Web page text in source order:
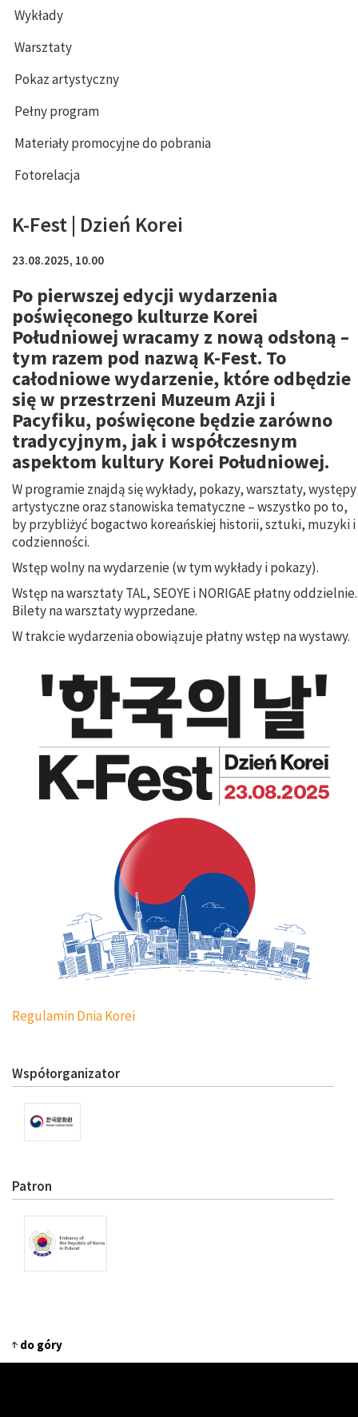
Wykłady
Warsztaty
Pokaz artystyczny
Pełny program
Materiały promocyjne do pobrania
Fotorelacja
K-Fest | Dzień Korei
23.08.2025, 10.00
Po pierwszej edycji wydarzenia
poświęconego kulturze Korei
Południowej wracamy z nową odsłoną –
tym razem pod nazwą K-Fest. To
całodniowe wydarzenie, które odbędzie
się w przestrzeni Muzeum Azji i
Pacyfiku, poświęcone będzie zarówno
tradycyjnym, jak i współczesnym
aspektom kultury Korei Południowej.
W programie znajdą się wykłady, pokazy, warsztaty, występy
artystyczne oraz stanowiska tematyczne – wszystko po to,
by przybliżyć bogactwo koreańskiej historii, sztuki, muzyki i
codzienności.
Wstęp wolny na wydarzenie (w tym wykłady i pokazy).
Wstęp na warsztaty TAL, SEOYE i NORIGAE płatny oddzielnie.
Bilety na warsztaty wyprzedane.
W trakcie wydarzenia obowiązuje płatny wstęp na wystawy.
Regulamin Dnia Korei
Współorganizator
Patron
do góry